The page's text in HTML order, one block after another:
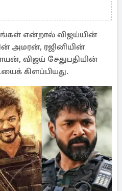
என்றால் விஜய்யின்
அமரன், ரஜினியின்
விஜய் சேதுபதியின்
கிளப்பியது.